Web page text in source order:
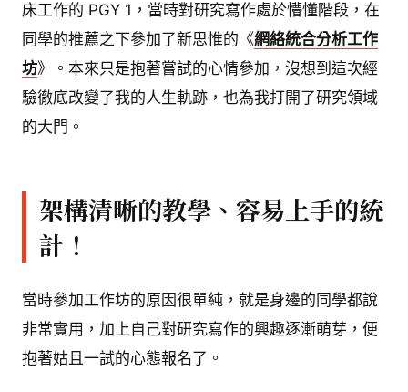
床工作的 PGY 1，當時對研究寫作處於懵懂階段，在
同學的推薦之下參加了新思惟的《網絡統合分析工作
坊》。本來只是抱著嘗試的心情參加，沒想到這次經
驗徹底改變了我的人生軌跡，也為我打開了研究領域
的大門。
架構清晰的教學、容易上手的統
計！
當時參加工作坊的原因很單純，就是身邊的同學都說
非常實用，加上自己對研究寫作的興趣逐漸萌芽，便
抱著姑且一試的心態報名了。